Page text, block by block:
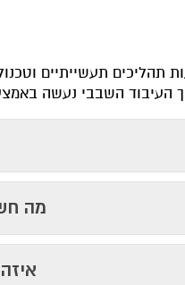
תהליכים תעשייתיים
העיבוד השבבי נעשה
מה